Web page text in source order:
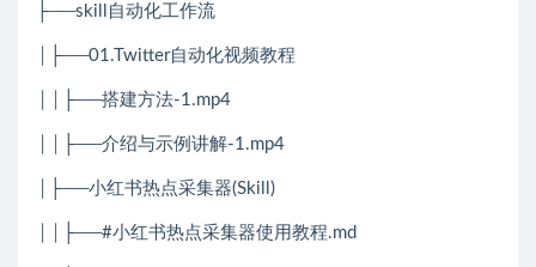
├──skill自动化工作流
│├──01.Twitter自动化视频教程
││├──搭建方法-1.mp4
││├──介绍与示例讲解-1.mp4
│├──小红书热点采集器(Skill)
││├──#小红书热点采集器使用教程.md